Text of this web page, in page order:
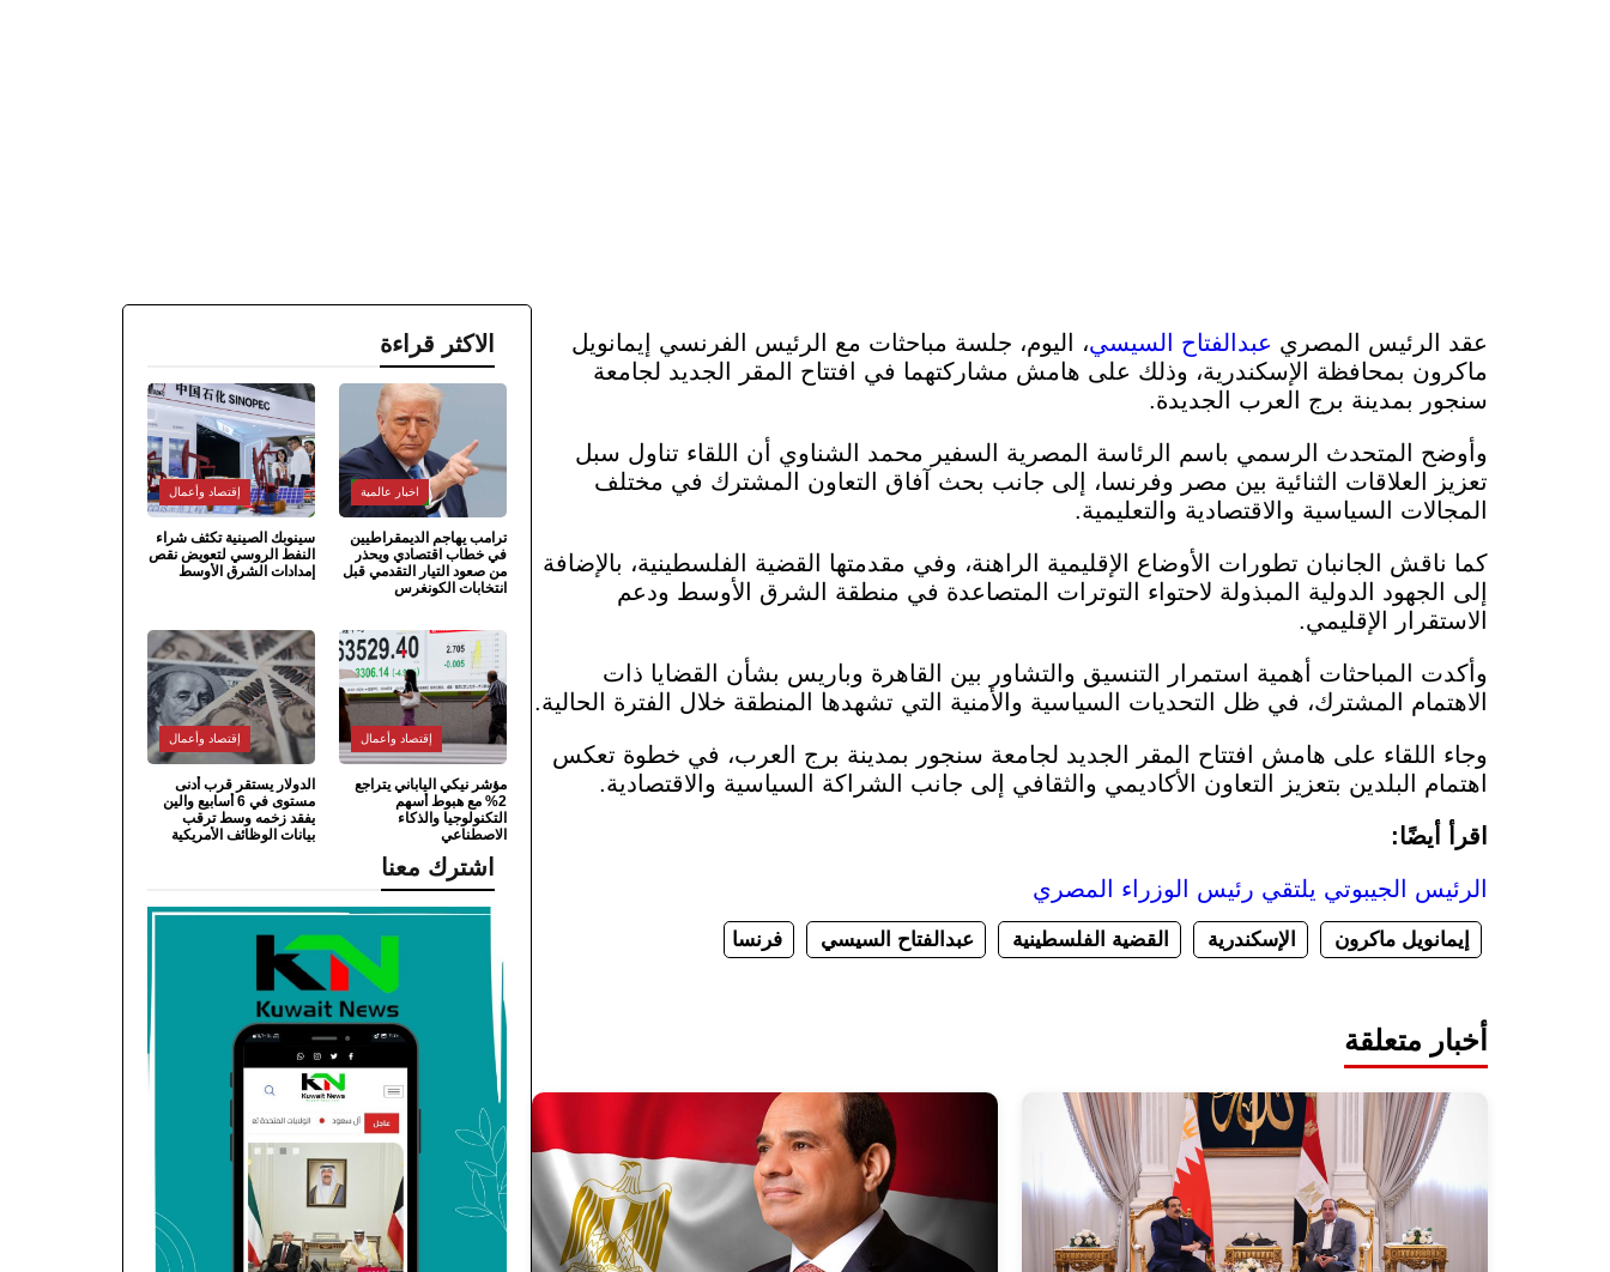
عقد الرئيس المصري عبدالفتاح السيسي، اليوم، جلسة مباحثات مع الرئيس الفرنسي إيمانويل
ماكرون بمحافظة الإسكندرية، وذلك على هامش مشاركتهما في افتتاح المقر الجديد لجامعة
سنجور بمدينة برج العرب الجديدة.
وأوضح المتحدث الرسمي باسم الرئاسة المصرية السفير محمد الشناوي أن اللقاء تناول سبل
تعزيز العلاقات الثنائية بين مصر وفرنسا، إلى جانب بحث آفاق التعاون المشترك في مختلف
المجالات السياسية والاقتصادية والتعليمية.
كما ناقش الجانبان تطورات الأوضاع الإقليمية الراهنة، وفي مقدمتها القضية الفلسطينية، بالإضافة
إلى الجهود الدولية المبذولة لاحتواء التوترات المتصاعدة في منطقة الشرق الأوسط ودعم
الاستقرار الإقليمي.
وأكدت المباحثات أهمية استمرار التنسيق والتشاور بين القاهرة وباريس بشأن القضايا ذات
الاهتمام المشترك، في ظل التحديات السياسية والأمنية التي تشهدها المنطقة خلال الفترة الحالية.
وجاء اللقاء على هامش افتتاح المقر الجديد لجامعة سنجور بمدينة برج العرب، في خطوة تعكس
اهتمام البلدين بتعزيز التعاون الأكاديمي والثقافي إلى جانب الشراكة السياسية والاقتصادية.
اقرأ أيضًا:
الرئيس الجيبوتي يلتقي رئيس الوزراء المصري
إيمانويل ماكرون الإسكندرية القضية الفلسطينية عبدالفتاح السيسي فرنسا
أخبار متعلقة
الاكثر قراءة
اخبار عالمية
ترامب يهاجم الديمقراطيين
في خطاب اقتصادي ويحذر
من صعود التيار التقدمي قبل
انتخابات الكونغرس
إقتصاد وأعمال
سينوبك الصينية تكثف شراء
النفط الروسي لتعويض نقص
إمدادات الشرق الأوسط
إقتصاد وأعمال
مؤشر نيكي الياباني يتراجع
2% مع هبوط أسهم
التكنولوجيا والذكاء
الاصطناعي
إقتصاد وأعمال
الدولار يستقر قرب أدنى
مستوى في 6 أسابيع والين
يفقد زخمه وسط ترقب
بيانات الوظائف الأمريكية
اشترك معنا